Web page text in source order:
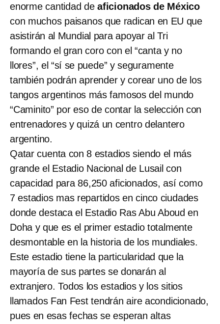
enorme cantidad deaficionados de México
con muchos paisanos que radican en EU que
asistirán al Mundial para apoyar al Tri
formando el gran coro con el “canta y no
llores”, el “sí se puede” y seguramente
también podrán aprender y corear uno de los
tangos argentinos más famosos del mundo
“Caminito” por eso de contar la selección con
entrenadores y quizá un centro delantero
argentino.
Qatar cuenta con 8 estadios siendo el más
grande el Estadio Nacional de Lusail con
capacidad para 86,250 aficionados, así como
7 estadios mas repartidos en cinco ciudades
donde destaca el Estadio Ras Abu Aboud en
Doha y que es el primer estadio totalmente
desmontable en la historia de los mundiales.
Este estadio tiene la particularidad que la
mayoría de sus partes se donarán al
extranjero. Todos los estadios y los sitios
llamados Fan Fest tendrán aire acondicionado,
pues en esas fechas se esperan altas